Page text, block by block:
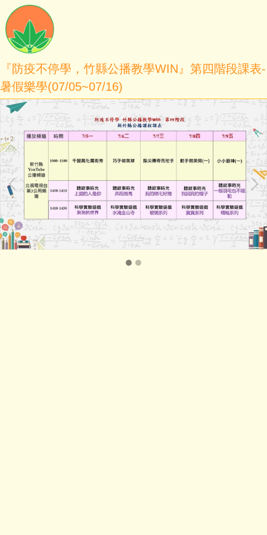
『防疫不停學，竹縣公播教學WIN』第四階段課表-
暑假樂學(07/05~07/16)